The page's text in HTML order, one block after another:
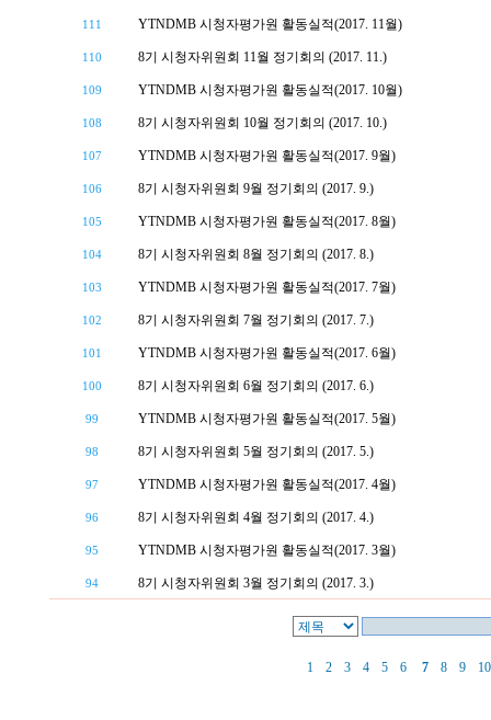
111 YTNDMB 시청자평가원 활동실적(2017. 11월)
110 8기 시청자위원회 11월 정기회의 (2017. 11.)
109 YTNDMB 시청자평가원 활동실적(2017. 10월)
108 8기 시청자위원회 10월 정기회의 (2017. 10.)
107 YTNDMB 시청자평가원 활동실적(2017. 9월)
106 8기 시청자위원회 9월 정기회의 (2017. 9.)
105 YTNDMB 시청자평가원 활동실적(2017. 8월)
104 8기 시청자위원회 8월 정기회의 (2017. 8.)
103 YTNDMB 시청자평가원 활동실적(2017. 7월)
102 8기 시청자위원회 7월 정기회의 (2017. 7.)
101 YTNDMB 시청자평가원 활동실적(2017. 6월)
100 8기 시청자위원회 6월 정기회의 (2017. 6.)
99 YTNDMB 시청자평가원 활동실적(2017. 5월)
98 8기 시청자위원회 5월 정기회의 (2017. 5.)
97 YTNDMB 시청자평가원 활동실적(2017. 4월)
96 8기 시청자위원회 4월 정기회의 (2017. 4.)
95 YTNDMB 시청자평가원 활동실적(2017. 3월)
94 8기 시청자위원회 3월 정기회의 (2017. 3.)
1 2 3 4 5 6 7 8 9 10